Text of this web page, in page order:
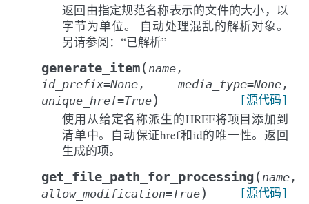
返回由指定规范名称表示的文件的大小，以
字节为单位。 自动处理混乱的解析对象。
另请参阅：“已解析”
generate_item( name ,
id_prefix=None , media_type=None ,
unique_href=True) [源代码]
使用从给定名称派生的HREF将项目添加到
清单中。自动保证href和id的唯一性。返回
生成的项。
get_file_path_for_processing( name ,
allow_modification=True) [源代码]